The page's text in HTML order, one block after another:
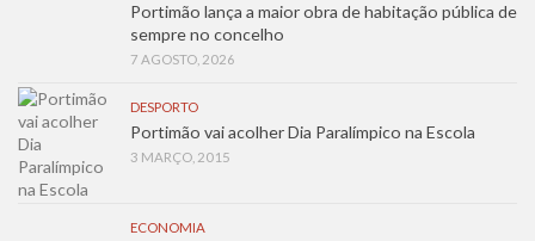
Portimão lança a maior obra de habitação pública de
sempre no concelho
7 AGOSTO, 2026
DESPORTO
Portimão vai acolher Dia Paralímpico na Escola
3 MARÇO, 2015
ECONOMIA